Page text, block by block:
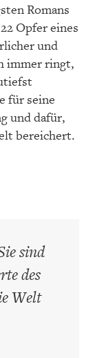
Romans
Opfer eines
und
immer ringt,
für seine
und dafür,
bereichert.
sind
des
Welt